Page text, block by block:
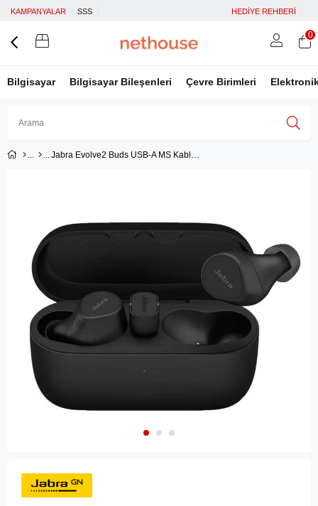
KAMPANYALAR SSS HEDİYE REHBERİ
Bilgisayar Bilgisayar Bileşenleri Çevre Birimleri
0
Jabra Evolve2 Buds USB-A MS Kablosuz Kulaklık